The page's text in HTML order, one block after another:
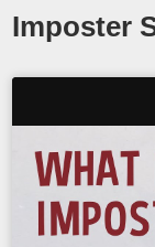
Imposter